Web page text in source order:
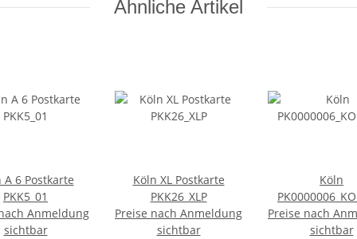
Ähnliche Artikel
A 6 Postkarte
PKK5_01
Anmeldung
sichtbar
Köln XL Postkarte
PKK26_XLP
Preise nach Anmeldung
sichtbar
Köln
Preise nach
sichtbar